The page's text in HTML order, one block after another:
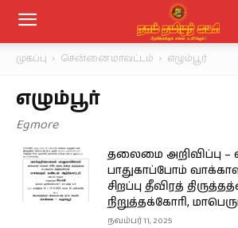
முகப்பு சென்னை மாவட்டம் எழும்பூர்
எழும்பூர்
Egmore
தலைமை அறிவிப்பு –
பாதுகாப்போம்
சிறப்பு தீவிரத்
நிறுத்தக்கோரி,
நவம்பர் 11, 2025